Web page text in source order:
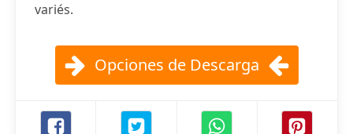
variés.
Opciones de Descarga